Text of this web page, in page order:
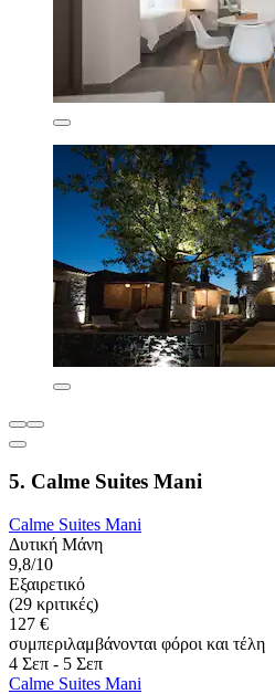
5. Calme Suites Mani
Calme Suites Mani
Δυτική Μάνη
9,8/10
Εξαιρετικό
(29 κριτικές)
127 €
συμπεριλαμβάνονται φόροι και τέλη
4 Σεπ - 5 Σεπ
Calme Suites Mani